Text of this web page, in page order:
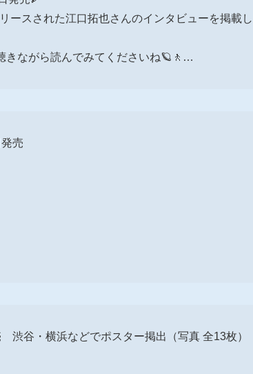
ースされた江口拓也さんのインタビューを掲載し
きながら読んでみてくださいね🪐🚶…
売
渋谷・横浜などでポスター掲出（写真 全13枚）